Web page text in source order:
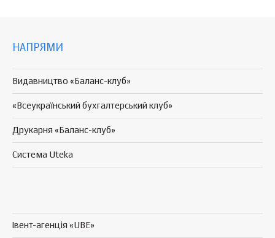
НАПРЯМИ
Видавництво «Баланс-клуб»
«Всеукраїнський бухгалтерський клуб»
Друкарня «Баланс-клуб»
Система Uteka
Івент-агенція «UBE»